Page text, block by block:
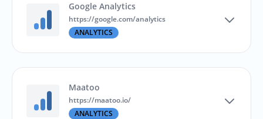
Google Analytics
https://google.com/analytics
ANALYTICS
Maatoo
https://maatoo.io/
ANALYTICS